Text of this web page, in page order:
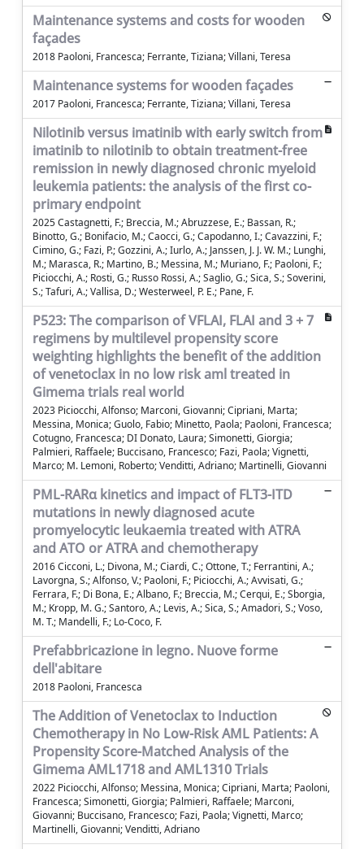
Maintenance systems and costs for wooden
façades
2018 Paoloni, Francesca; Ferrante, Tiziana; Villani, Teresa
Maintenance systems for wooden façades
2017 Paoloni, Francesca; Ferrante, Tiziana; Villani, Teresa
Nilotinib versus imatinib with early switch from
imatinib to nilotinib to obtain treatment-free
remission in newly diagnosed chronic myeloid
leukemia patients: the analysis of the first co-
primary endpoint
2025 Castagnetti, F.; Breccia, M.; Abruzzese, E.; Bassan, R.;
Binotto, G.; Bonifacio, M.; Caocci, G.; Capodanno, I.; Cavazzini, F.;
Cimino, G.; Fazi, P.; Gozzini, A.; Iurlo, A.; Janssen, J. J. W. M.; Lunghi,
M.; Marasca, R.; Martino, B.; Messina, M.; Muriano, F.; Paoloni, F.;
Piciocchi, A.; Rosti, G.; Russo Rossi, A.; Saglio, G.; Sica, S.; Soverini,
S.; Tafuri, A.; Vallisa, D.; Westerweel, P. E.; Pane, F.
P523: The comparison of VFLAI, FLAI and 3 + 7
regimens by multilevel propensity score
weighting highlights the benefit of the addition
of venetoclax in no low risk aml treated in
Gimema trials real world
2023 Piciocchi, Alfonso; Marconi, Giovanni; Cipriani, Marta;
Messina, Monica; Guolo, Fabio; Minetto, Paola; Paoloni, Francesca;
Cotugno, Francesca; DI Donato, Laura; Simonetti, Giorgia;
Palmieri, Raffaele; Buccisano, Francesco; Fazi, Paola; Vignetti,
Marco; M. Lemoni, Roberto; Venditti, Adriano; Martinelli, Giovanni
PML-RARα kinetics and impact of FLT3-ITD
mutations in newly diagnosed acute
promyelocytic leukaemia treated with ATRA
and ATO or ATRA and chemotherapy
2016 Cicconi, L.; Divona, M.; Ciardi, C.; Ottone, T.; Ferrantini, A.;
Lavorgna, S.; Alfonso, V.; Paoloni, F.; Piciocchi, A.; Avvisati, G.;
Ferrara, F.; Di Bona, E.; Albano, F.; Breccia, M.; Cerqui, E.; Sborgia,
M.; Kropp, M. G.; Santoro, A.; Levis, A.; Sica, S.; Amadori, S.; Voso,
M. T.; Mandelli, F.; Lo-Coco, F.
Prefabbricazione in legno. Nuove forme
dell'abitare
2018 Paoloni, Francesca
The Addition of Venetoclax to Induction
Chemotherapy in No Low-Risk AML Patients: A
Propensity Score-Matched Analysis of the
Gimema AML1718 and AML1310 Trials
2022 Piciocchi, Alfonso; Messina, Monica; Cipriani, Marta; Paoloni,
Francesca; Simonetti, Giorgia; Palmieri, Raffaele; Marconi,
Giovanni; Buccisano, Francesco; Fazi, Paola; Vignetti, Marco;
Martinelli, Giovanni; Venditti, Adriano